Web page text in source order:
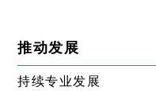
推动发展
持续专业发展